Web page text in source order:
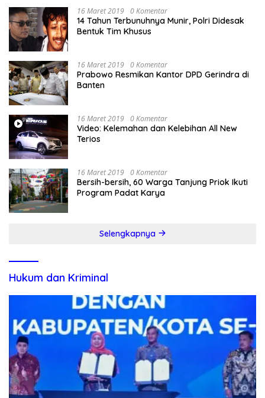
16 Maret 2019 0 Komentar
14 Tahun Terbunuhnya Munir, Polri Didesak
Bentuk Tim Khusus
16 Maret 2019 0 Komentar
Prabowo Resmikan Kantor DPD Gerindra di
Banten
16 Maret 2019 0 Komentar
Video: Kelemahan dan Kelebihan All New
Terios
16 Maret 2019 0 Komentar
Bersih-bersih, 60 Warga Tanjung Priok Ikuti
Program Padat Karya
Selengkapnya
Hukum dan Kriminal